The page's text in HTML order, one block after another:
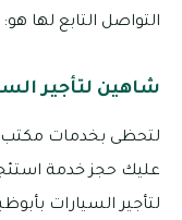
التواصل التابع لها هو: 9800 499 02
شاهين لتأجير
لتحظى بخدمات مكتب
عليك حجز خدمة
لتأجير السيارات